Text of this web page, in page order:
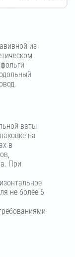
из
ваты
на
в
При
не более 6